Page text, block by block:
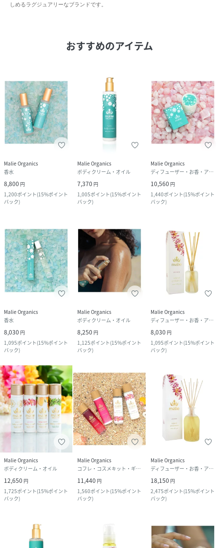
しめるラグジュアリーなブランドです。
おすすめのアイテム
Malie Organics
香水
8,800 円
1,200ポイント(15%ポイント
バック)
Malie Organics
ボディクリーム・オイル
7,370 円
1,005ポイント(15%ポイント
バック)
Malie Organics
ディフューザー・お香・アロマオイル・キャンドル
10,560 円
1,440ポイント(15%ポイント
バック)
Malie Organics
香水
8,030 円
1,095ポイント(15%ポイント
バック)
Malie Organics
ボディクリーム・オイル
8,250 円
1,125ポイント(15%ポイント
バック)
Malie Organics
ディフューザー・お香・アロマオイル・キャンドル
8,030 円
1,095ポイント(15%ポイント
バック)
Malie Organics
ボディクリーム・オイル
12,650 円
1,725ポイント(15%ポイント
バック)
Malie Organics
コフレ・コスメキット・ギフトセット
11,440 円
1,560ポイント(15%ポイント
バック)
Malie Organics
ディフューザー・お香・アロマオイル・キャンドル
18,150 円
2,475ポイント(15%ポイント
バック)